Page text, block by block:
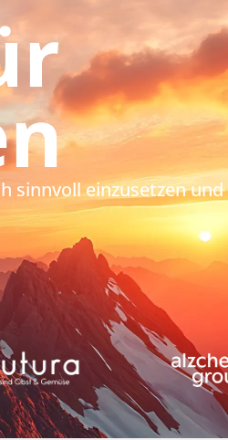
sinnvoll einzusetzen